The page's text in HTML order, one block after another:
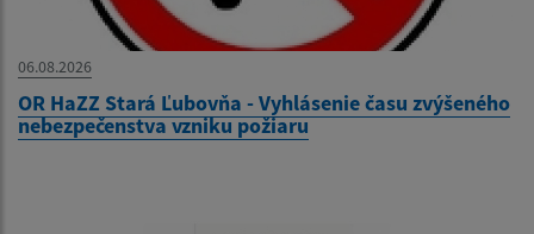
06.08.2026
OR HaZZ Stará Ľubovňa - Vyhlásenie času zvýšeného
nebezpečenstva vzniku požiaru